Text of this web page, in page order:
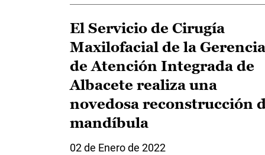
El Servicio de Cirugía
Maxilofacial de la Gerencia
de Atención Integrada de
Albacete realiza una
novedosa reconstrucción
mandíbula
02 de Enero de 2022